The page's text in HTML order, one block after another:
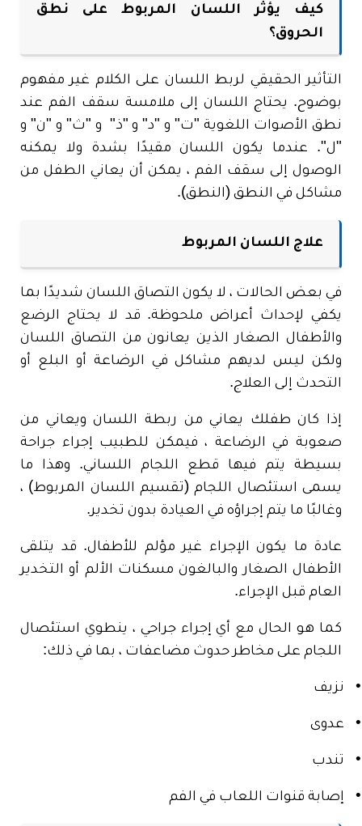
كيف يؤثر اللسان المربوط على نطق
الحروق؟
التأثير الحقيقي لربط اللسان على الكلام غير مفهوم
بوضوح. يحتاج اللسان إلى ملامسة سقف الفم عند
نطق الأصوات اللغوية "ت" و "د" و "ذ" و "ث" و "ن" و
"ل". عندما يكون اللسان مقيدًا بشدة ولا يمكنه
الوصول إلى سقف الفم ، يمكن أن يعاني الطفل من
مشاكل في النطق (النطق).
علاج اللسان المربوط
في بعض الحالات ، لا يكون التصاق اللسان شديدًا بما
يكفي لإحداث أعراض ملحوظة. قد لا يحتاج الرضع
والأطفال الصغار الذين يعانون من التصاق اللسان
ولكن ليس لديهم مشاكل في الرضاعة أو البلع أو
التحدث إلى العلاج.
إذا كان طفلك يعاني من ربطة اللسان ويعاني من
صعوبة في الرضاعة ، فيمكن للطبيب إجراء جراحة
بسيطة يتم فيها قطع اللجام اللساني. وهذا ما
يسمى استئصال اللجام (تقسيم اللسان المربوط) ،
وغالبًا ما يتم إجراؤه في العيادة بدون تخدير.
عادة ما يكون الإجراء غير مؤلم للأطفال. قد يتلقى
الأطفال الصغار والبالغون مسكنات الألم أو التخدير
العام قبل الإجراء.
كما هو الحال مع أي إجراء جراحي ، ينطوي استئصال
اللجام على مخاطر حدوث مضاعفات ، بما في ذلك:
• نزيف
• عدوى
• تندب
• إصابة قنوات اللعاب في الفم